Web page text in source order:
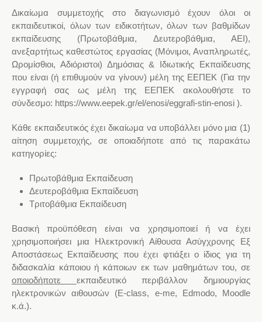
Δικαίωμα συμμετοχήςστο διαγωνισμό έχουν όλοι οι
εκπαιδευτικοί, όλων των ειδικοτήτων, όλων των βαθμίδων
εκπαίδευσης (Πρωτοβάθμια, Δευτεροβάθμια, ΑΕΙ),
ανεξαρτήτως καθεστώτος εργασίας (Μόνιμοι, Αναπληρωτές,
Ωρομίσθιοι, Αδιόριστοι) Δημόσιας & Ιδιωτικής Εκπαίδευσης
που είναι (ή επιθυμούν να γίνουν) μέλη της ΕΕΠΕΚ (Για την
εγγραφή σας ως μέλη της ΕΕΠΕΚ ακολουθήστε το
σύνδεσμο: https://www.eepek.gr/el/enosi/eggrafi-stin-enosi ).
Κάθε εκπαιδευτικός έχει δικαίωμα να υποβάλλει μόνο μια (1)
αίτηση συμμετοχής, σε οποιαδήποτε από τις παρακάτω
κατηγορίες:
Πρωτοβάθμια Εκπαίδευση
Δευτεροβάθμια Εκπαίδευση
Τριτοβάθμια Εκπαίδευση
Βασική προϋπόθεση είναι να χρησιμοποιεί ή να έχει
χρησιμοποιήσει μια Ηλεκτρονική Αίθουσα Ασύγχρονης Εξ
Αποστάσεως Εκπαίδευσης που έχει φτιάξει ο ίδιος για τη
διδασκαλία κάποιου ή κάποιων εκ των μαθημάτων του, σε
οποιοδήποτε
εκπαιδευτικό περιβάλλον δημιουργίας
ηλεκτρονικών αιθουσών (Ε-class, e-me, Edmodo, Moodle
κ.ά.).